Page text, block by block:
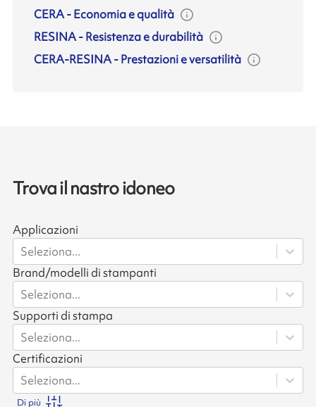
CERA-Economia e qualità
RESINA-Resistenza e durabilità
CERA-RESINA-Prestazioni e versatilità
Trova il nastro idoneo
Applicazioni
Seleziona...
Brand/modelli di stampanti
Seleziona...
Supporti di stampa
Seleziona...
Certificazioni
Seleziona...
Di più